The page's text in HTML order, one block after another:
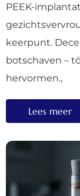
PEEK-
keerpunt.
botschaven –
hervormen.,
Lees meer